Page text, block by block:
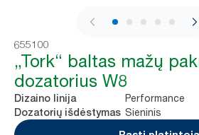
1 / 6
655100
„Tork“ baltas mažų
dozatorius W8
Dizaino linija Performance
Dozatorių išdėstymas Sieninis